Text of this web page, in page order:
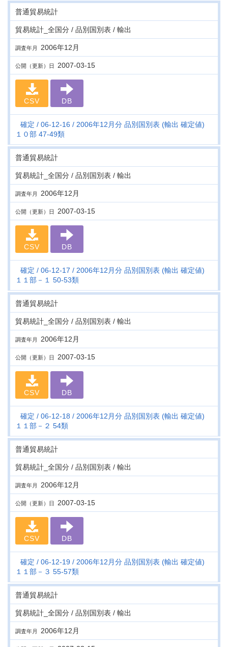
普通貿易統計
貿易統計_全国分 / 品別国別表 / 輸出
調査年月 2006年12月
公開（更新）日 2007-03-15
CSV DB
確定 06-12-16
2006年12月分 品別国別表 (輸出 確定値)
１０部 47-49類
普通貿易統計
貿易統計_全国分 / 品別国別表 / 輸出
調査年月 2006年12月
公開（更新）日 2007-03-15
CSV DB
確定 06-12-17
2006年12月分 品別国別表 (輸出 確定値)
１１部－１ 50-53類
普通貿易統計
貿易統計_全国分 / 品別国別表 / 輸出
調査年月 2006年12月
公開（更新）日 2007-03-15
CSV DB
確定 06-12-18
2006年12月分 品別国別表 (輸出 確定値)
１１部－２ 54類
普通貿易統計
貿易統計_全国分 / 品別国別表 / 輸出
調査年月 2006年12月
公開（更新）日 2007-03-15
CSV DB
確定 06-12-19
2006年12月分 品別国別表 (輸出 確定値)
１１部－３ 55-57類
普通貿易統計
貿易統計_全国分 / 品別国別表 / 輸出
調査年月 2006年12月